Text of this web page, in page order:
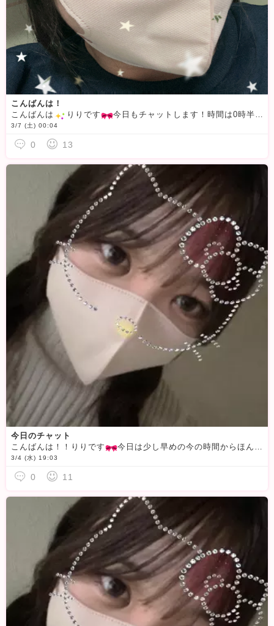
こんばんは！
こんばんは
️りりです 今日もチャットします！時間は0時半頃から始める予定です！待機してるので来てくれると嬉しいです🫶お久しぶりに写真を撮りまして、今日の写真はきらきらです
3/7 (土) 00:04
0 13
今日のチャット
こんばんは！！りりです
今日は少し早めの今の時間からほんとに少しやります！待機しているので見かけたら来てくれると嬉しいです
3/4 (水) 19:03
0 11